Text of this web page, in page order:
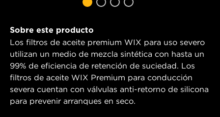
Sobre este producto
Los filtros de aceite premium WIX para uso severo
utilizan un medio de mezcla sintética con hasta un
99% de eficiencia de retención de suciedad. Los
filtros de aceite WIX Premium para conducción
severa cuentan con válvulas anti-retorno de silicona
para prevenir arranques en seco.